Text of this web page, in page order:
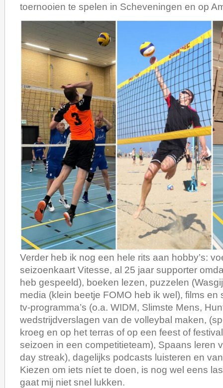
toernooien te spelen in Scheveningen en op
Verder heb ik nog een hele rits aan hobby’s:
seizoenkaart Vitesse, al 25 jaar supporter
heb gespeeld), boeken lezen, puzzelen
media (klein beetje FOMO heb ik wel), films en
tv-programma’s (o.a. WIDM, Slimste Mens,
wedstrijdverslagen van de volleybal maken,
kroeg en op het terras of op een feest of
seizoen in een competitieteam), Spaans leren
day streak), dagelijks podcasts luisteren en
Kiezen om iets níet te doen, is nog wel eens
gaat mij niet snel lukken.